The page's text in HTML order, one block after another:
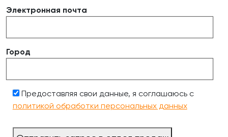
Электронная почта
Город
Предоставляя свои данные, я соглашаюсь с
политикой обработки персональных данных